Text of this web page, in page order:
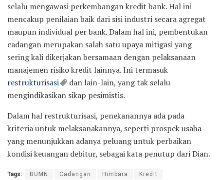
selalu mengawasi perkembangan kredit bank. Hal ini
mencakup penilaian baik dari sisi industri secara agregat
maupun individual per bank. Dalam hal ini, pembentukan
cadangan merupakan salah satu upaya mitigasi yang
sering kali dikerjakan bersamaan dengan pelaksanaan
manajemen risiko kredit lainnya. Ini termasuk
restrukturisasi
dan lain-lain, yang tak selalu
mengindikasikan sikap pesimistis.
Dalam hal restrukturisasi, penekanannya ada pada
kriteria untuk melaksanakannya, seperti prospek usaha
yang menunjukkan adanya peluang untuk perbaikan
kondisi keuangan debitur, sebagai kata penutup dari Dian.
Tags: BUMN Cadangan Himbara Kredit